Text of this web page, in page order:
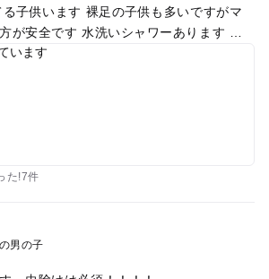
子供います 裸足の子供も多いですがマ
が安全です 水洗いシャワーあります 着
ん ポップアップテント、レジャーシート
た!7件
男の子